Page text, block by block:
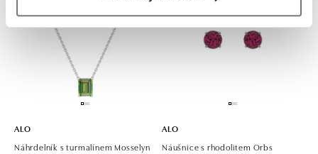
ALO
Náhrdelník s turmalínem Mosselyn
ALO
Náušnice s rhodolitem Orbs